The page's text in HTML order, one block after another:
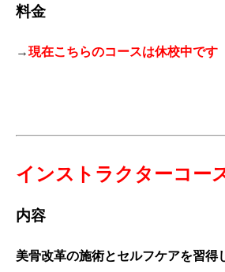
料金
→現在こちらのコースは休校中です
インストラクターコー
内容
美骨改革の施術とセルフケアを習得